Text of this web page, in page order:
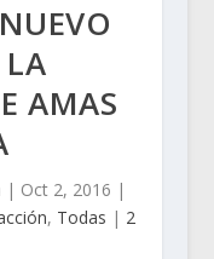
LA
AMAS
| Oct 2, 2016 |
, Todas | 2